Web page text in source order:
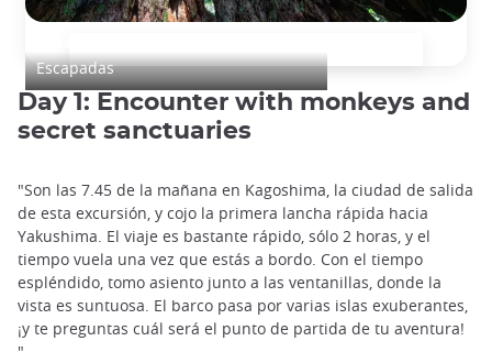
Escapadas
Day 1: Encounter with monkeys and
secret sanctuaries
"Son las 7.45 de la mañana en Kagoshima, la ciudad de salida
de esta excursión, y cojo la primera lancha rápida hacia
Yakushima. El viaje es bastante rápido, sólo 2 horas, y el
tiempo vuela una vez que estás a bordo. Con el tiempo
espléndido, tomo asiento junto a las ventanillas, donde la
vista es suntuosa. El barco pasa por varias islas exuberantes,
¡y te preguntas cuál será el punto de partida de tu aventura!
"